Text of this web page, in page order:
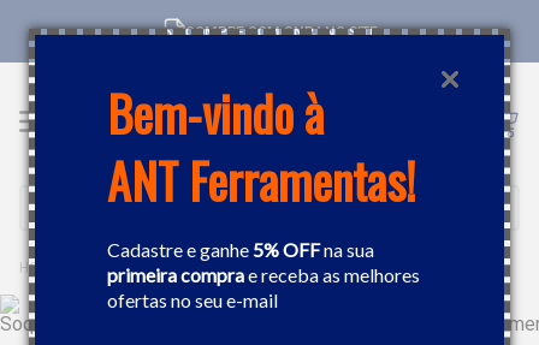
Bem-vindo à
ANT Ferramentas!
Cadastre e ganhe5% OFFna sua
primeira comprae receba as melhores
ofertas no seu e-mail
COMPRE COM CNPJ NO SITE
Buscar
FERRAMENTAS MANUAIS SOQUETE SOQUETE SEXTAVADO DE IMPACTO 1/4"MM GEDORE 022008